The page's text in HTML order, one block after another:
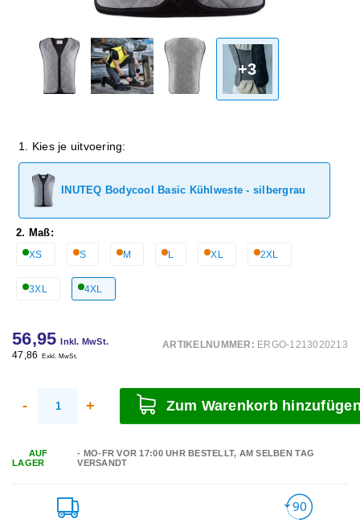
+3
1. Kies je uitvoering:
INUTEQ Bodycool Basic Kühlweste - silbergrau
2. Maß:
XS S M L XL 2XL
3XL 4XL
56,95 Inkl. MwSt.
47,86 Exkl. MwSt.
ARTIKELNUMMER: ERGO-1213020213
- + Zum Warenkorb
AUF
LAGER
- MO-FR VOR 17:00 UHR BESTELLT, AM SELBEN TAG
VERSANDT